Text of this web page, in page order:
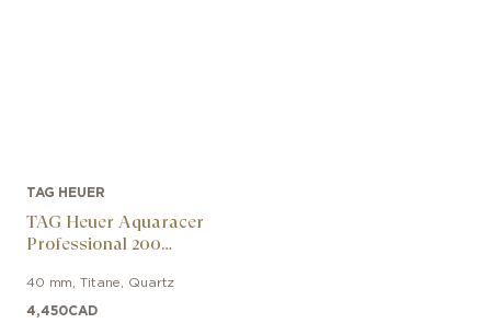
TAG HEUER
TAG Heuer Aquaracer
Professional 200
40 mm ,Titane Quartz
4,450CAD